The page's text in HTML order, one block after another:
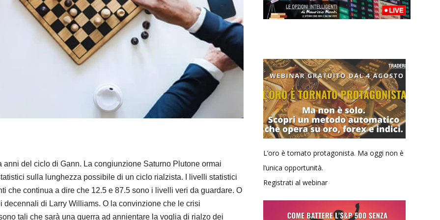
anni del ciclo di Gann. La congiunzione Saturno Plutone ormai
sulla lunghezza possibile di un ciclo rialzista. I livelli statistici
che continua a dire che 12.5 e 87.5 sono i livelli veri da guardare. O
decennali di Larry Williams. O la convinzione che le crisi
tali che sarà una guerra ad annientare la voglia di rialzo dei
L’oro è tornato protagonista. Ma oggi non è
l’unica opportunità.
Registrati al webinar